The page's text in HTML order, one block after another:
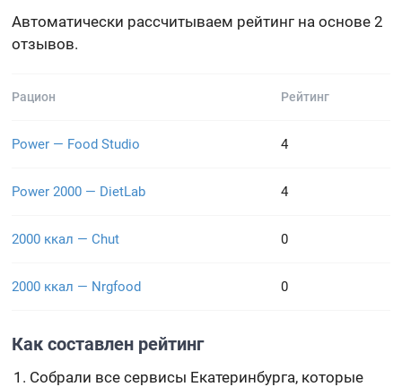
Автоматически рассчитываем рейтинг на основе 2
отзывов.
Рацион Рейтинг
Power — Food Studio 4
Power 2000 — DietLab 4
2000 ккал — Chut 0
2000 ккал — Nrgfood 0
Как составлен рейтинг
Собрали все сервисы Екатеринбурга, которые